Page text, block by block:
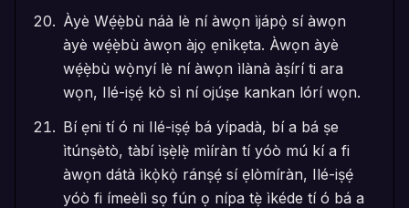
Àyè Wẹ́ẹ̀bù náà lè ní àwọn ìjápọ̀ sí àwọn
àyè wẹ́ẹ̀bù àwọn àjọ ẹnìkẹta. Àwọn àyè
wẹ́ẹ̀bù wọ̀nyí lè ní àwọn ìlànà àṣírí ti ara
wọn, Ilé-iṣẹ́ kò sì ní ojúṣe kankan lórí wọn.
Bí ẹni tí ó ni Ilé-iṣẹ́ bá yípadà, bí a bá ṣe
ìtúnṣètò, tàbí ìṣẹ̀lẹ̀ mìíràn tí yóò mú kí a fi
àwọn dátà ìkọ̀kọ̀ ránṣẹ́ sí ẹlòmíràn, Ilé-iṣẹ́
yóò fi ímeèlì sọ fún ọ nípa tẹ̀ ìkéde tí ó bá a